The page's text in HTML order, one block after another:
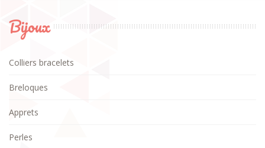
Bijoux
Colliers bracelets
Breloques
Apprets
Perles